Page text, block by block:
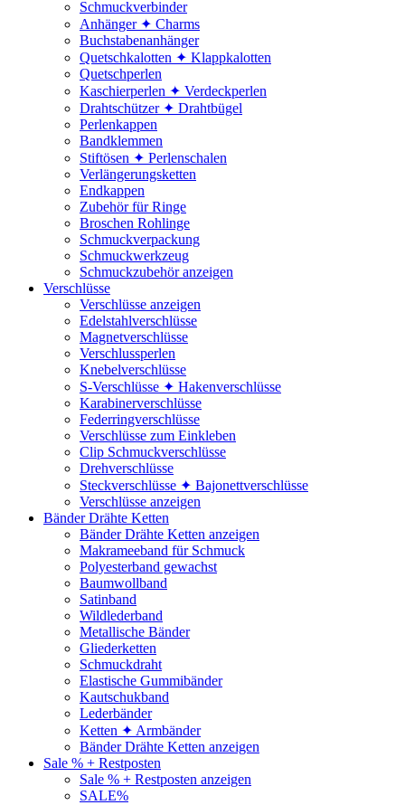
Schmuckverbinder
Anhänger ✦ Charms
Buchstabenanhänger
Quetschkalotten ✦ Klappkalotten
Quetschperlen
Kaschierperlen ✦ Verdeckperlen
Drahtschützer ✦ Drahtbügel
Perlenkappen
Bandklemmen
Stiftösen ✦ Perlenschalen
Verlängerungsketten
Endkappen
Zubehör für Ringe
Broschen Rohlinge
Schmuckverpackung
Schmuckwerkzeug
Schmuckzubehör anzeigen
Verschlüsse
Verschlüsse anzeigen
Edelstahlverschlüsse
Magnetverschlüsse
Verschlussperlen
Knebelverschlüsse
S-Verschlüsse ✦ Hakenverschlüsse
Karabinerverschlüsse
Federringverschlüsse
Verschlüsse zum Einkleben
Clip Schmuckverschlüsse
Drehverschlüsse
Steckverschlüsse ✦ Bajonettverschlüsse
Verschlüsse anzeigen
Bänder Drähte Ketten
Bänder Drähte Ketten anzeigen
Makrameeband für Schmuck
Polyesterband gewachst
Baumwollband
Satinband
Wildlederband
Metallische Bänder
Gliederketten
Schmuckdraht
Elastische Gummibänder
Kautschukband
Lederbänder
Ketten ✦ Armbänder
Bänder Drähte Ketten anzeigen
Sale % + Restposten
Sale % + Restposten anzeigen
SALE%